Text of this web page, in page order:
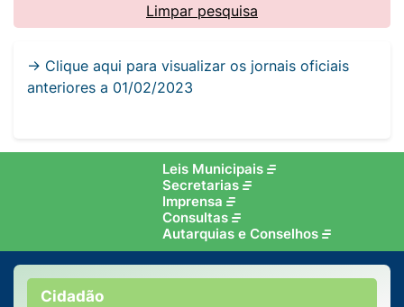
Limpar pesquisa
→ Clique aqui para visualizar os jornais oficiais
anteriores a 01/02/2023
Leis Municipais
Secretarias
Imprensa
Consultas
Autarquias e Conselhos
Cidadão